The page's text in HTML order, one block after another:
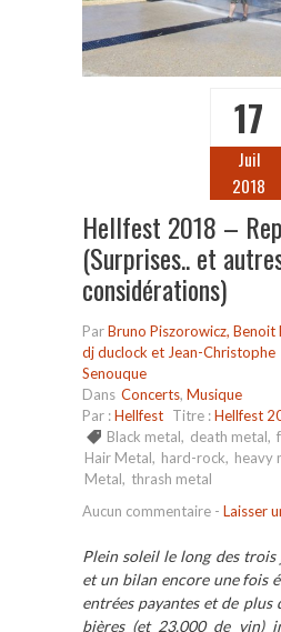
17
Juil
2018
Hellfest 2018 –
(Surprises.. et
considérations)
ParBruno Piszorowicz, Benoit
dj duclock et Jean-Christophe
Senouque
Dans Concerts, Musique
Par :Hellfest Titre :Hellfest
Black metal, death metal,
Hair Metal, hard-rock, heavy
Metal, thrash metal
Aucun commentaire - Laisser
Plein soleil le long des trois
et un bilan encore une fois
entrées payantes et de plus
bières (et 23.000 de vin)